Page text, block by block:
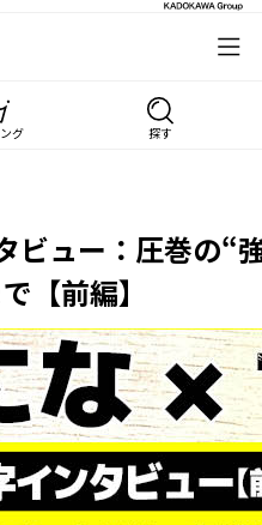
グ 探す
ビュー：圧巻の“
【前編】